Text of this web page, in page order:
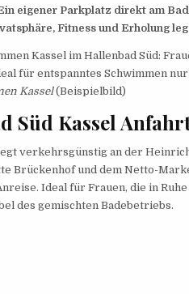
eigener Parkplatz direkt am
Fitness und Erholung
Kassel(Beispielbild)
Süd Kassel
verkehrsgünstig an der
Brückenhof und dem Netto-
Ideal für Frauen, die in
des gemischten Badebetriebs.